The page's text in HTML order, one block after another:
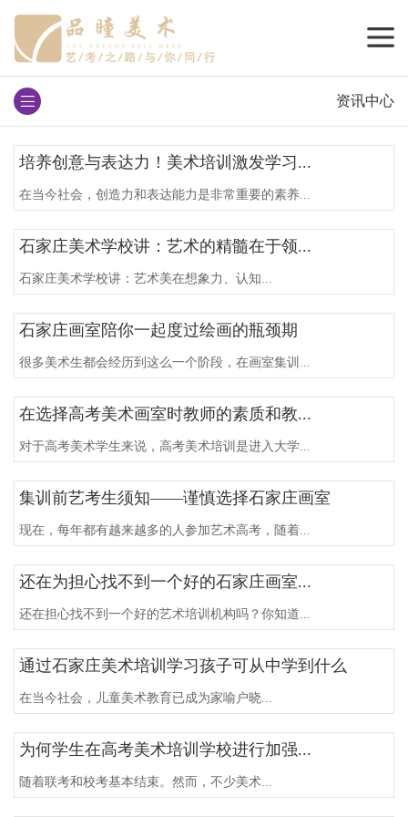
资讯中心
培养创意与表达力！美术培训激发学习...
在当今社会，创造力和表达能力是非常重要的素养...
石家庄美术学校讲：艺术的精髓在于领...
石家庄美术学校讲：艺术美在想象力、认知...
石家庄画室陪你一起度过绘画的瓶颈期
很多美术生都会经历到这么一个阶段，在画室集训...
在选择高考美术画室时教师的素质和教...
对于高考美术学生来说，高考美术培训是进入大学...
集训前艺考生须知——谨慎选择石家庄画室
现在，每年都有越来越多的人参加艺术高考，随着...
还在为担心找不到一个好的石家庄画室...
还在担心找不到一个好的艺术培训机构吗？你知道...
通过石家庄美术培训学习孩子可从中学到什么
在当今社会，儿童美术教育已成为家喻户晓...
为何学生在高考美术培训学校进行加强...
随着联考和校考基本结束。然而，不少美术...